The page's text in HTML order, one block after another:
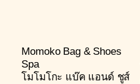
Momoko Bag & Shoes
Spa
โมโมโกะ แบ๊ค แอนด์ ชูส์